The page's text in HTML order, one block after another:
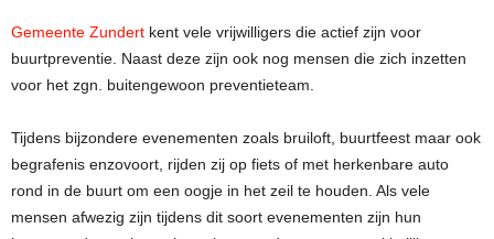
Gemeente Zundert kent vele vrijwilligers die actief zijn voor
buurtpreventie. Naast deze zijn ook nog mensen die zich inzetten
voor het zgn. buitengewoon preventieteam.
Tijdens bijzondere evenementen zoals bruiloft, buurtfeest maar ook
begrafenis enzovoort, rijden zij op fiets of met herkenbare auto
rond in de buurt om een oogje in het zeil te houden. Als vele
mensen afwezig zijn tijdens dit soort evenementen zijn hun